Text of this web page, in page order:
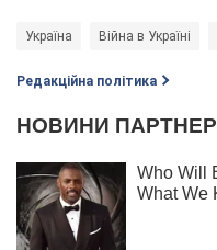
Україна Війна в Україні
Редакційна політика